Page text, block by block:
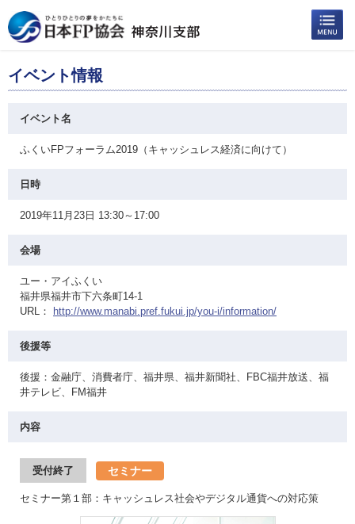
イベント情報
イベント名
ふくいFPフォーラム2019（キャッシュレス経済に向けて）
日時
2019年11月23日 13:30～17:00
会場
ユー・アイふくい
福井県福井市下六条町14-1
URL：
http://www.manabi.pref.fukui.jp/you-i/information/
後援等
後援：金融庁、消費者庁、福井県、福井新聞社、FBC福井放送、福
井テレビ、FM福井
内容
受付終了 セミナー
セミナー第１部：キャッシュレス社会やデジタル通貨への対応策